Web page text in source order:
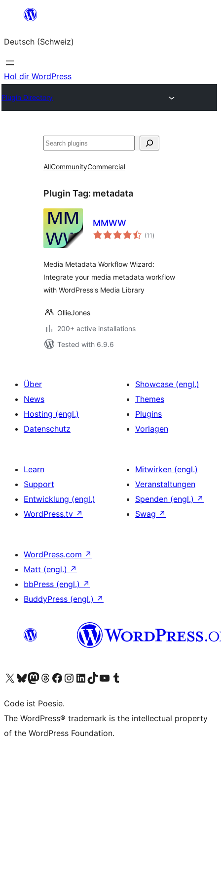
springen
Deutsch (Schweiz)
Hol dir WordPress
Plugin Directory
Suchen
AllCommunityCommercial
Plugin Tag: metadata
MMWW
(11 total
ratings
)
Media Metadata Workflow Wizard:
Integrate your media metadata workflow
with WordPress's Media Library
OllieJones
200+ active installations
Tested with 6.9.6
Über
News
Hosting (engl.)
Datenschutz
Showcase (engl.)
Themes
Plugins
Vorlagen
Learn
Support
Entwicklung (engl.)
WordPress.tv ↗
Mitwirken (engl.)
Veranstaltungen
Spenden (engl.) ↗
Swag ↗
WordPress.com ↗
Matt (engl.) ↗
bbPress (engl.) ↗
BuddyPress (engl.) ↗
Das X-Konto (früher Twitter) von WordPress.org besuchen
Das Bluesky-Konto von WordPress.org besuchen
Das Mastodon-Konto von WordPress.org besuchen
Das Threads-Konto von WordPress.org besuchen
Die Facebook-Seite von WordPress.org besuchen
Das Instagram-Konto von WordPress.org besuchen
Das LinkedIn-Konto von WordPress.org besuchen
Das TikTok-Konto von WordPress.org besuchen
Den YouTube-Kanal von WordPress.org besuchen
Das Tumblr-Konto von WordPress.org besuchen
Code ist Poesie.
The WordPress® trademark is the intellectual property
of the WordPress Foundation.